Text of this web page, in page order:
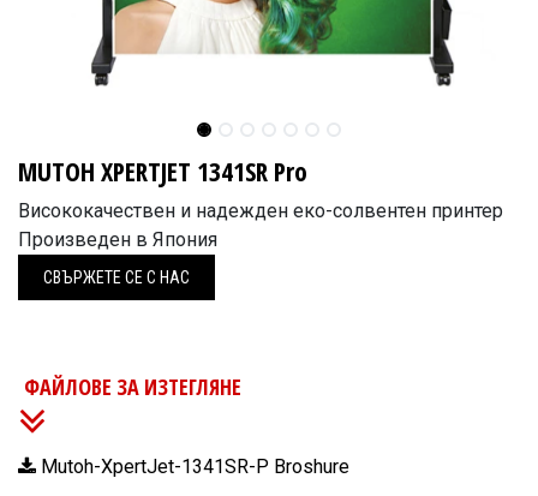
MUTOH XPERTJET 1341SR Pro
Висококачествен и надежден еко-солвентен принтер
Произведен в Япония
СВЪРЖЕТ​Е СЕ С НАС
ФАЙЛОВЕ ЗА ИЗТЕГЛЯНЕ
Mutoh-XpertJet-1341SR-P Broshure